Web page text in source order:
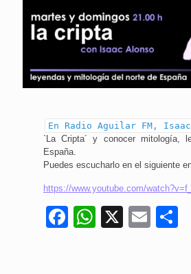
En Radio Aguilar FM,
`La Cripta´ y conocer mitología,
España.
Puedes escucharlo en el siguiente
https://www.youtube.com/
Facebook
WhatsApp
X